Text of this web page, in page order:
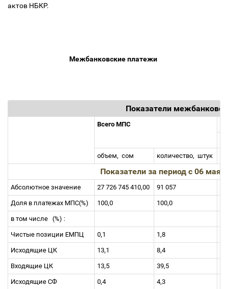
актов НБКР.
Межбанковские платежи
Показатели
Всего МПС
объем, сом количество, штук
Показатели за период c 06 мая
Абсолютное значение 27 726 745 410,00 91 057
Доля в платежах МПС(%) 100,0 100,0
в том числе (%) :
Чистые позиции ЕМПЦ 0,1 1,8
Исходящие ЦК 13,1 8,4
Входящие ЦК 13,5 39,5
Исходящие СФ 0,4 4,3